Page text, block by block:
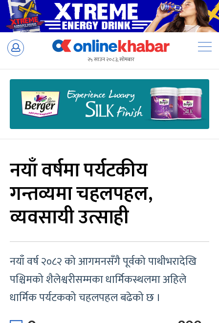
Skip
२५ साउन २०८३, सोमबार
नयाँ वर्षमा पर्यटकीय
गन्तव्यमा चहलपहल,
व्यवसायी उत्साही
नयाँ वर्ष २०८२ को आगमनसँगै पूर्वको पाथीभरादेखि
पश्चिमको शैलेश्वरीसम्मका धार्मिकस्थलमा अहिले
धार्मिक पर्यटकको चहलपहल बढेको छ ।